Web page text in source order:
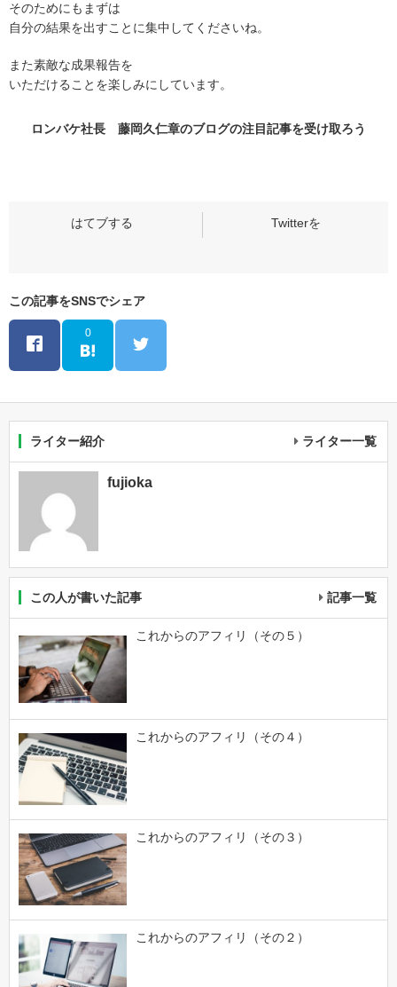
そのためにもまずは
自分の結果を出すことに集中してくださいね。
また素敵な成果報告を
いただけることを楽しみにしています。
ロンバケ社長 藤岡久仁章のブログの注目記事を受け取ろう
この記事をSNSでシェア
0
ライター紹介 ライター一覧
fujioka
この人が書いた記事 記事一覧
これからのアフィリ（その５）
これからのアフィリ（その４）
これからのアフィリ（その３）
これからのアフィリ（その２）